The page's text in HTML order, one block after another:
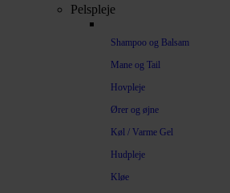
Pelspleje
Shampoo og Balsam
Mane og Tail
Hovpleje
Ører og øjne
Køl / Varme Gel
Hudpleje
Kløe